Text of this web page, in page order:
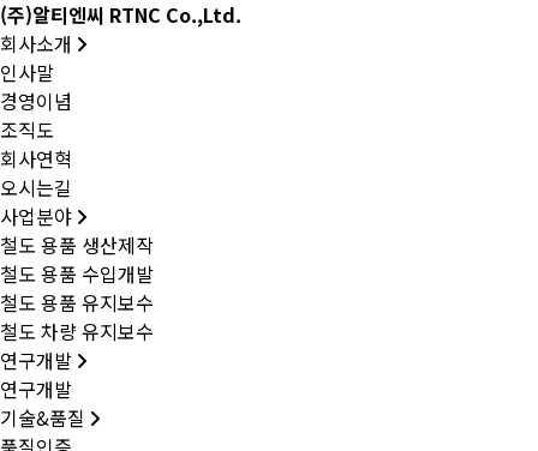
(주)알티엔씨 RTNC Co.,Ltd.
회사소개
인사말
경영이념
조직도
회사연혁
오시는길
사업분야
철도 용품 생산제작
철도 용품 수입개발
철도 용품 유지보수
철도 차량 유지보수
연구개발
연구개발
기술&품질